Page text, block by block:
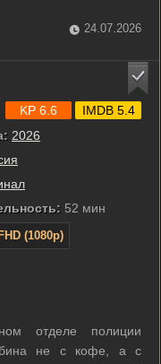
демонстрирует
Во время погони
24.07.2026
2026
52 мин
FHD (1080p)
KP 6.6 IMDB 5.4
отделе полиции
не с кофе, а с